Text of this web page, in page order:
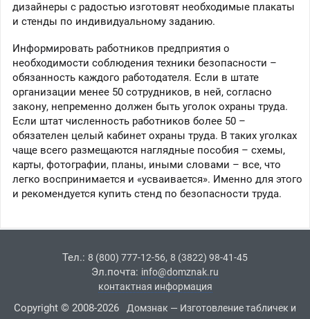
дизайнеры с радостью изготовят необходимые плакаты
и стенды по индивидуальному заданию.
Информировать работников предприятия о
необходимости соблюдения техники безопасности –
обязанность каждого работодателя. Если в штате
организации менее 50 сотрудников, в ней, согласно
закону, непременно должен быть уголок охраны труда.
Если штат численность работников более 50 –
обязателен целый кабинет охраны труда. В таких уголках
чаще всего размещаются наглядные пособия – схемы,
карты, фотографии, планы, иными словами – все, что
легко воспринимается и «усваивается». Именно для этого
и рекомендуется купить стенд по безопасности труда.
Тел.: 8 (800) 777-12-56, 8 (3822) 98-41-45
Эл.почта: info@domznak.ru
контактная информация
Copyright © 2008-2026
Домзнак — Изготовление табличек и